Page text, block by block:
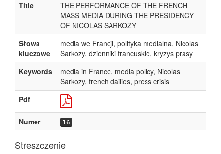
Title
THE PERFORMANCE OF THE FRENCH
MASS MEDIA DURING THE PRESIDENCY
OF NICOLAS SARKOZY
Słowa
kluczowe
media we Francji, polityka medialna, Nicolas
Sarkozy, dzienniki francuskie, kryzys prasy
Keywords
media in France, media policy, Nicolas
Sarkozy, french dailies, press crisis
Pdf
Numer 16
Streszczenie